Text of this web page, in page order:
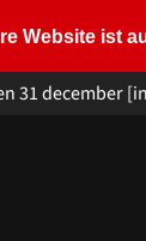
Website ist
31 december